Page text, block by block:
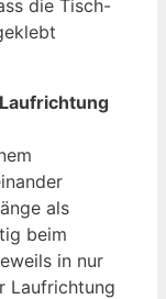
die Tisch-
als
beim
in nur
Laufrichtung